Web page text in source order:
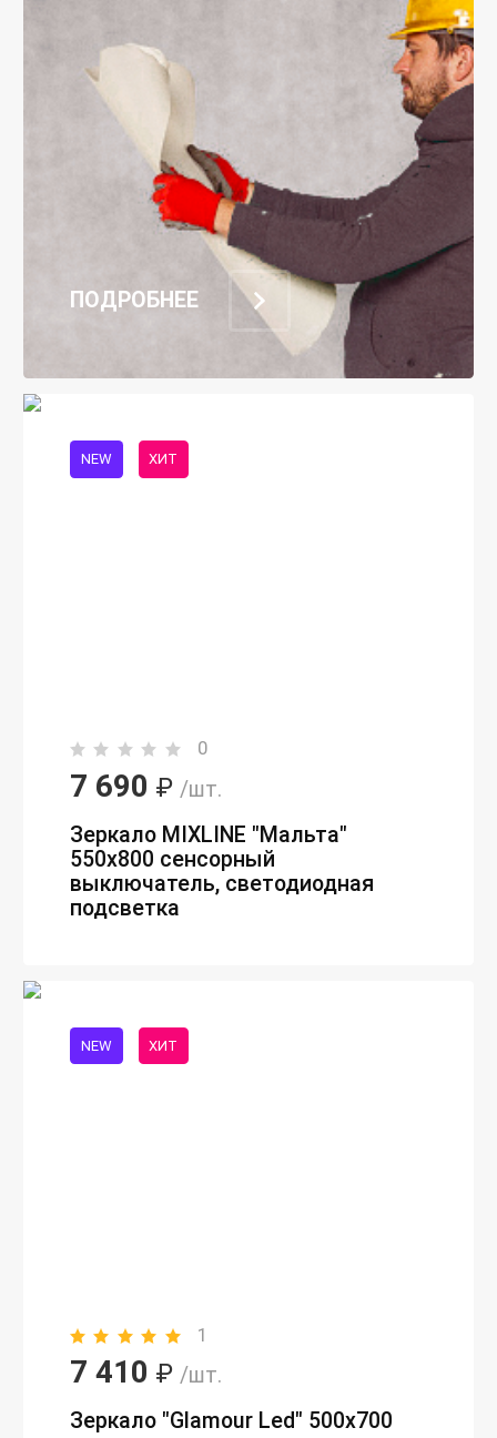
NEW ХИТ
0
7 690 ₽ /шт.
Зеркало MIXLINE "Мальта"
550х800 сенсорный
выключатель, светодиодная
подсветка
NEW ХИТ
1
7 410 ₽ /шт.
Зеркало "Glamour Led" 500х700
ПОДРОБНЕЕ